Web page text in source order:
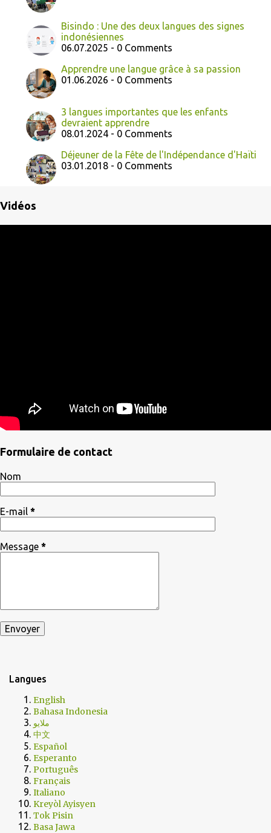
Bisindo : Une des deux langues des signes
indonésiennes
06.07.2025 - 0 Comments
Apprendre une langue grâce à sa passion
01.06.2026 - 0 Comments
3 langues importantes que les enfants
devraient apprendre
08.01.2024 - 0 Comments
Déjeuner de la Fête de l'Indépendance d'Haïti
03.01.2018 - 0 Comments
Vidéos
Formulaire de contact
Nom
E-mail *
Message *
Langues
English
Bahasa Indonesia
ملايو
中文
Español
Esperanto
Português
Français
Italiano
Kreyòl Ayisyen
Tok Pisin
Basa Jawa